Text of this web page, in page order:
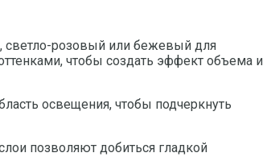
светло-розовый или бежевый для
чтобы создать эффект объема и
освещения, чтобы подчеркнуть
позволяют добиться гладкой